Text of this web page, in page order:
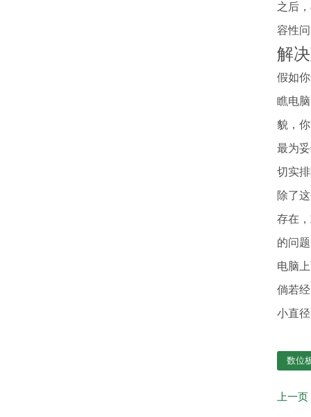
之后
容性
解
假如
瞧电
貌，
最为
切实
除了
存在
的问
电脑
倘若
小直
数位
上一